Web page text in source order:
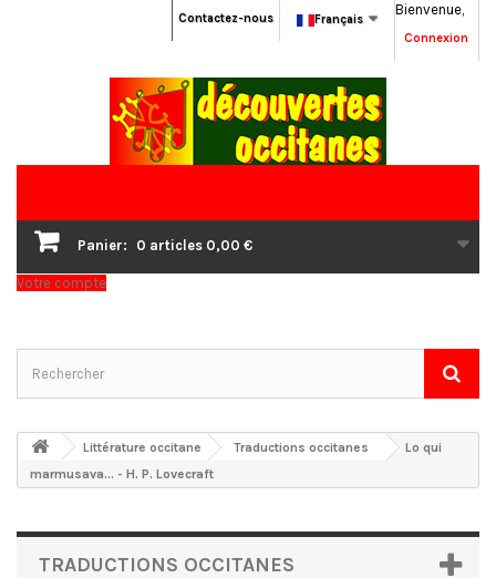
Bienvenue,
Connexion
Français
Contactez-nous
Panier: 0 articles 0,00 €
Votre compte
Littérature occitane Traductions occitanes
Lo qui
marmusava... - H. P. Lovecraft
TRADUCTIONS OCCITANES